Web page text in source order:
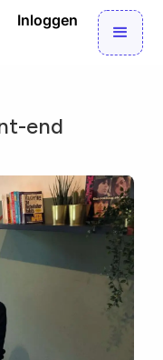
Inloggen
end